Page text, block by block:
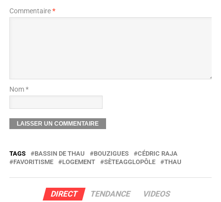
Commentaire*
Nom *
TAGS BASSIN DE THAU BOUZIGUES
CÉDRIC RAJA
FAVORITISME
LOGEMENT SÈTEAGGLOPÔLE THAU
DIRECT TENDANCE VIDEOS